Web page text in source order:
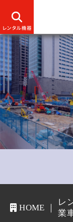
知HOME
レ
業